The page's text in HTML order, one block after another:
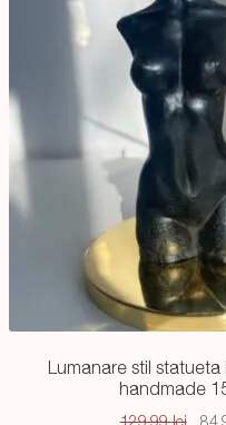
Lumanare stil statueta
handmade
129,99lei